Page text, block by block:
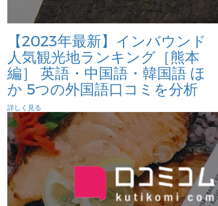
【2023年最新】インバウンド
人気観光地ランキング［熊本
編］ 英語・中国語・韓国語 ほ
か 5つの外国語口コミを分析
詳しく見る